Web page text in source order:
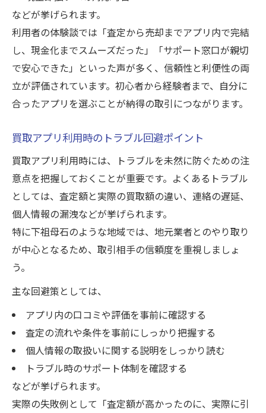
などが挙げられます。
利用者の体験談では「査定から売却までアプリ内で完結
し、現金化までスムーズだった」「サポート窓口が親切
で安心できた」といった声が多く、信頼性と利便性の両
立が評価されています。初心者から経験者まで、自分に
合ったアプリを選ぶことが納得の取引につながります。
買取アプリ利用時のトラブル回避ポイント
買取アプリ利用時には、トラブルを未然に防ぐための注
意点を把握しておくことが重要です。よくあるトラブル
としては、査定額と実際の買取額の違い、連絡の遅延、
個人情報の漏洩などが挙げられます。
特に下祖母石のような地域では、地元業者とのやり取り
が中心となるため、取引相手の信頼度を重視しましょ
う。
主な回避策としては、
アプリ内の口コミや評価を事前に確認する
査定の流れや条件を事前にしっかり把握する
個人情報の取扱いに関する説明をしっかり読む
トラブル時のサポート体制を確認する
などが挙げられます。
実際の失敗例として「査定額が高かったのに、実際に引